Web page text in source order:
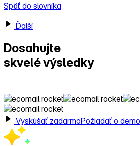
Späť do slovníka
Ďalší
Dosahujte
skvelé výsledky
Vyskúšať zadarmoPožiadať o demo